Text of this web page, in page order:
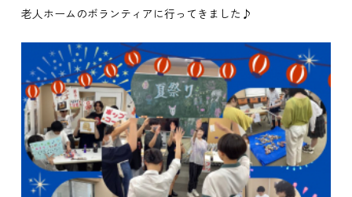
老人ホームのボランティアに行ってきました♪